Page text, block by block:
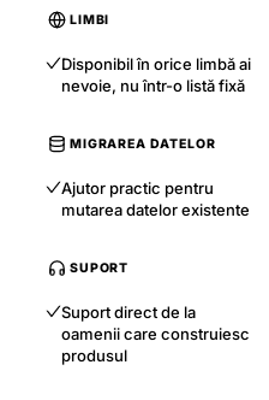
LIMBI
Disponibil în orice limbă ai
nevoie, nu într-o listă fixă
MIGRAREA DATELOR
Ajutor practic pentru
mutarea datelor existente
SUPORT
Suport direct de la
oamenii care construiesc
produsul